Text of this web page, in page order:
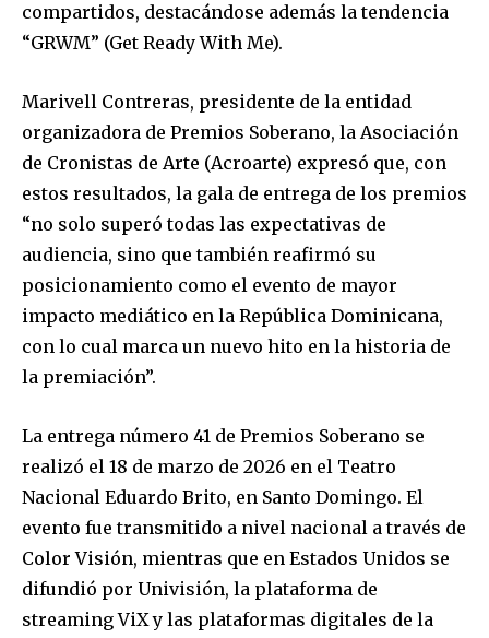
compartidos, destacándose además la tendencia
“GRWM” (Get Ready With Me).
Marivell Contreras, presidente de la entidad
organizadora de Premios Soberano, la Asociación
de Cronistas de Arte (Acroarte) expresó que, con
estos resultados, la gala de entrega de los premios
“no solo superó todas las expectativas de
audiencia, sino que también reafirmó su
posicionamiento como el evento de mayor
impacto mediático en la República Dominicana,
con lo cual marca un nuevo hito en la historia de
la premiación”.
La entrega número 41 de Premios Soberano se
realizó el 18 de marzo de 2026 en el Teatro
Nacional Eduardo Brito, en Santo Domingo. El
evento fue transmitido a nivel nacional a través de
Color Visión, mientras que en Estados Unidos se
difundió por Univisión, la plataforma de
streaming ViX y las plataformas digitales de la